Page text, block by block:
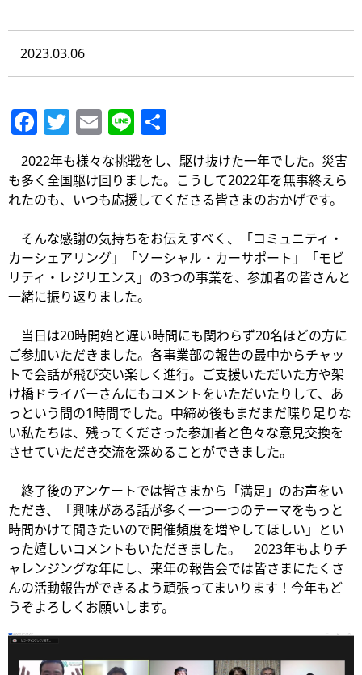
2023.03.06
Facebook
Twitter
Email
Line
有
2022年も様々な挑戦をし、駆け抜けた一年でした。災害
も多く全国駆け回りました。こうして2022年を無事終えら
れたのも、いつも応援してくださる皆さまのおかげです。
そんな感謝の気持ちをお伝えすべく、「コミュニティ・
カーシェアリング」「ソーシャル・カーサポート」「モビ
リティ・レジリエンス」の3つの事業を、参加者の皆さんと
一緒に振り返りました。
当日は20時開始と遅い時間にも関わらず20名ほどの方に
ご参加いただきました。各事業部の報告の最中からチャッ
トで会話が飛び交い楽しく進行。ご支援いただいた方や架
け橋ドライバーさんにもコメントをいただいたりして、あ
っという間の1時間でした。中締め後もまだまだ喋り足りな
い私たちは、残ってくださった参加者と色々な意見交換を
させていただき交流を深めることができました。
終了後のアンケートでは皆さまから「満足」のお声をい
ただき、「興味がある話が多く一つ一つのテーマをもっと
時間かけて聞きたいので開催頻度を増やしてほしい」とい
った嬉しいコメントもいただきました。 2023年もよりチ
ャレンジングな年にし、来年の報告会では皆さまにたくさ
んの活動報告ができるよう頑張ってまいります！今年もど
うぞよろしくお願いします。